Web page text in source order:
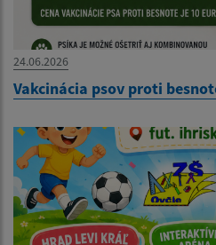
24.06.2026
Vakcinácia psov proti